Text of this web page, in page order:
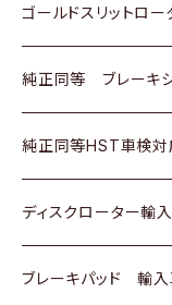
三菱ふそう
ＢＭＷ
三菱ふそう
その他
スバル
マツダ
三菱
スバル
三菱
ダイハツ
マツダ
三菱
スバル
日産
いすゞ
ダイハツ
マツダ
三菱
スズキ
日産
ダイハツ
マツダ
三菱
ホンダ
日産
いすゞ
ダイハツ
マツダ
トヨタ
ホンダ
スズキ
日産
ダイハツ
ゴールドスリットロー
トヨタ
ホンダ
スズキ
日産
純正同等 ブレーキシ
ホンダ
スズキ
日産
純正同等HST車検対
トヨタ
ホンダ
ディスクローター輸
ＡＵＤＩ
ブレーキパッド 輸入